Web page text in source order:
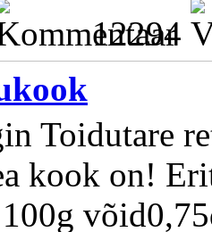
12294
Toidutare
kook on!